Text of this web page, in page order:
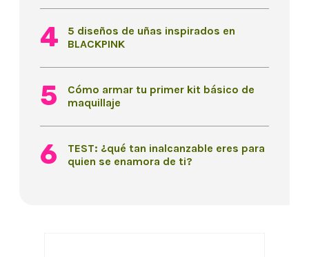
5 diseños de uñas inspirados en
BLACKPINK
Cómo armar tu primer kit básico de
maquillaje
TEST: ¿qué tan inalcanzable eres para
quien se enamora de ti?